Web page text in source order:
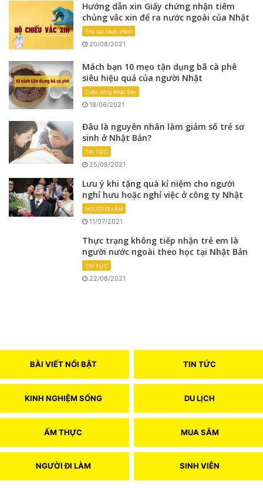
Hướng dẫn xin Giấy chứng nhận tiêm
chủng vắc xin để ra nước ngoài của Nhật
Thủ tục hành chính
20/08/2021
Mách bạn 10 mẹo tận dụng bã cà phê
siêu hiệu quả của người Nhật
Cuộc sống Nhật Bản
18/06/2021
Đâu là nguyên nhân làm giảm số trẻ sơ
sinh ở Nhật Bản?
TIN TỨC
25/08/2021
Lưu ý khi tặng quà kỉ niệm cho người
nghỉ hưu hoặc nghỉ việc ở công ty Nhật
NGƯỜI ĐI LÀM
11/07/2021
Thực trạng không tiếp nhận trẻ em là
người nước ngoài theo học tại Nhật Bản
TIN TỨC
22/08/2021
BÀI VIẾT NỔI BẬT TIN TỨC
KINH NGHIỆM SỐNG DU LỊCH
ẨM THỰC MUA SẮM
NGƯỜI ĐI LÀM SINH VIÊN